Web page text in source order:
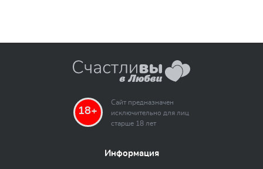
18+
Сайт предназначен
исключительно для лиц
старше 18 лет
Информация